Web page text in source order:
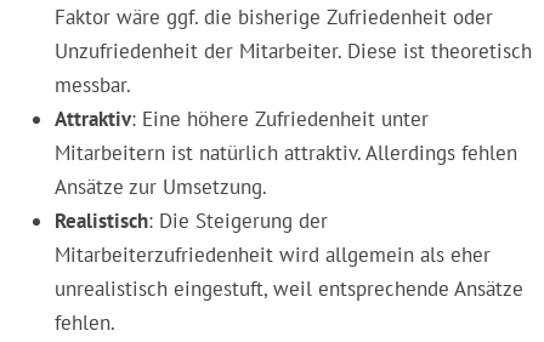
Faktor wäre ggf. die bisherige Zufriedenheit oder
Unzufriedenheit der Mitarbeiter. Diese ist theoretisch
messbar.
Attraktiv: Eine höhere Zufriedenheit unter
Mitarbeitern ist natürlich attraktiv. Allerdings fehlen
Ansätze zur Umsetzung.
Realistisch: Die Steigerung der
Mitarbeiterzufriedenheit wird allgemein als eher
unrealistisch eingestuft, weil entsprechende Ansätze
fehlen.